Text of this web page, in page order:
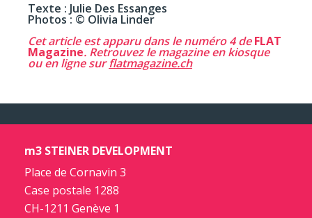
Texte : Julie Des Essanges
Photos : © Olivia Linder
Cet article est apparu dans le numéro 4 deFLAT
Magazine. Retrouvez le magazine en kiosque
ou en ligne surflatmagazine.ch
m3 STEINER DEVELOPMENT
Place de Cornavin 3
Case postale 1288
CH-1211 Genève 1